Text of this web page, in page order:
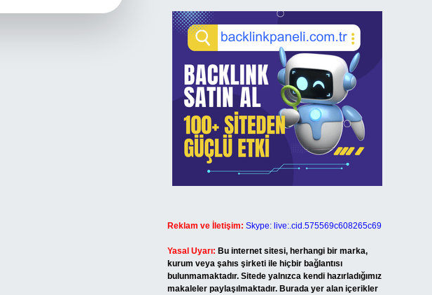
Reklam ve İletişim: Skype: live:.cid.575569c608265c69
Yasal Uyarı: Bu internet sitesi, herhangi bir marka,
kurum veya şahıs şirketi ile hiçbir bağlantısı
bulunmamaktadır. Sitede yalnızca kendi hazırladığımız
makaleler paylaşılmaktadır. Burada yer alan içerikler